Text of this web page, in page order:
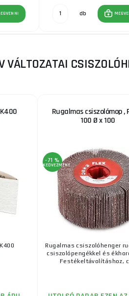
db
VÁLTOZATAI
Rugalmas csiszolómop ,
100 Ø x 100
-71 %
KEDVEZMÉNY
Rugalmas csiszolóhenger
csiszolópengékkel és
Festékeltávolításhoz, c